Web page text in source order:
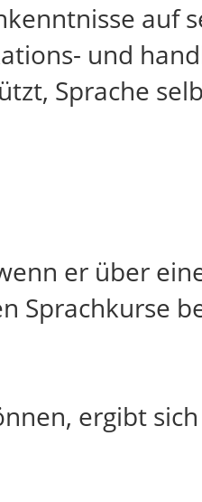
auf
und
Sprache
er über
Sprachkurse
ergibt